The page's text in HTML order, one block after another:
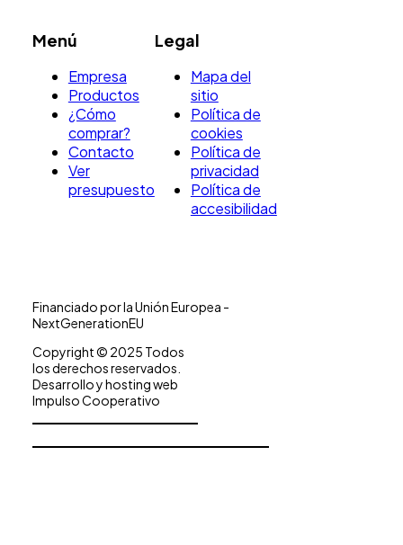
Menú
Empresa
Productos
¿Cómo
comprar?
Contacto
Ver
presupuesto
Legal
Mapa del
sitio
Política de
cookies
Política de
privacidad
Política de
accesibilidad
Financiado por la Unión Europea -
NextGenerationEU
Copyright © 2025 Todos
los derechos reservados.
Desarrollo y hosting web
Impulso Cooperativo